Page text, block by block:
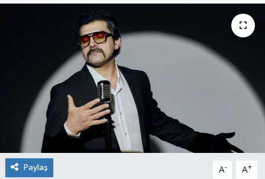
Paylaş A- A+